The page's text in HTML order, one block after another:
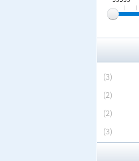
(
3
)
(
2
)
(
2
)
(
3
)